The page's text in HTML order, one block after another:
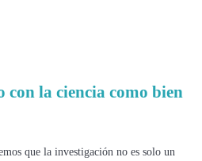
con la ciencia como bien
que la investigación no es solo un